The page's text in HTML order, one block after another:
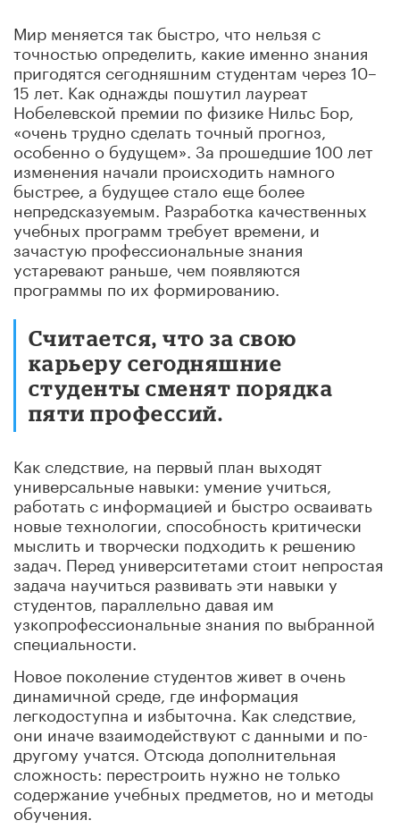
Мир меняется так быстро, что нельзя с
точностью определить, какие именно знания
пригодятся сегодняшним студентам через 10–
15 лет. Как однажды пошутил лауреат
Нобелевской премии по физике Нильс Бор,
«очень трудно сделать точный прогноз,
особенно о будущем». За прошедшие 100 лет
изменения начали происходить намного
быстрее, а будущее стало еще более
непредсказуемым. Разработка качественных
учебных программ требует времени, и
зачастую профессиональные знания
устаревают раньше, чем появляются
программы по их формированию.
Считается, что за свою
карьеру сегодняшние
студенты сменят порядка
пяти профессий.
Как следствие, на первый план выходят
универсальные навыки: умение учиться,
работать с информацией и быстро осваивать
новые технологии, способность критически
мыслить и творчески подходить к решению
задач. Перед университетами стоит непростая
задача научиться развивать эти навыки у
студентов, параллельно давая им
узкопрофессиональные знания по выбранной
специальности.
Новое поколение студентов живет в очень
динамичной среде, где информация
легкодоступна и избыточна. Как следствие,
они иначе взаимодействуют с данными и по-
другому учатся. Отсюда дополнительная
сложность: перестроить нужно не только
содержание учебных предметов, но и методы
обучения.